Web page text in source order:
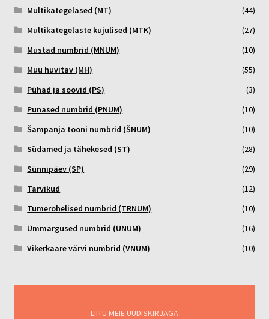
Multikategelased (MT)
(44)
Multikategelaste kujulised (MTK)
(27)
Mustad numbrid (MNUM)
(10)
Muu huvitav (MH)
(55)
Pühad ja soovid (PS)
(3)
Punased numbrid (PNUM)
(10)
Šampanja tooni numbrid (ŠNUM)
(10)
Südamed ja tähekesed (ST)
(28)
Sünnipäev (SP)
(29)
Tarvikud
(12)
Tumerohelised numbrid (TRNUM)
(10)
Ümmargused numbrid (ÜNUM)
(16)
Vikerkaare värvi numbrid (VNUM)
(10)
LIITU MEIE UUDISKIRJAGA